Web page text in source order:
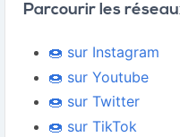
Parcourir les
🍩 sur Instagram
🍩 sur Youtube
🍩 sur Twitter
🍩 sur TikTok